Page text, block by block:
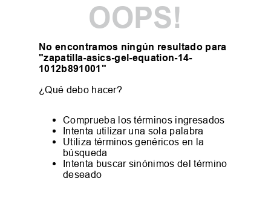
OOPS!
No encontramos ningún resultado para
"zapatilla-asics-gel-equation-14-
1012b891001"
¿Qué debo hacer?
Comprueba los términos ingresados
Intenta utilizar una sola palabra
Utiliza términos genéricos en la
búsqueda
Intenta buscar sinónimos del término
deseado
zapatillas mujer
zapatillas adidas